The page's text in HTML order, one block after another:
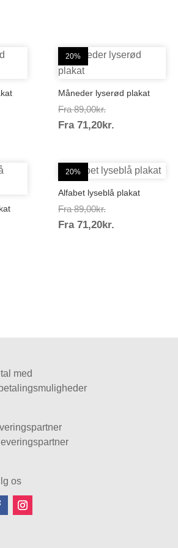
20%
Måneder lyserød plakat
Fra 89,00kr.Prisinterval:
89,00kr.
Fra 71,20kr.Prisinterval:
20%
Alfabet lyseblå plakat
Fra 89,00kr.Prisinterval:
89,00kr.
Fra 71,20kr.Prisinterval:
med
os